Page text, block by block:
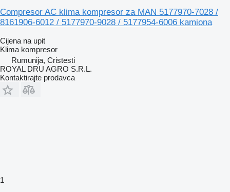
Compresor AC klima kompresor za MAN 5177970-7028 /
8161906-6012 / 5177970-9028 / 5177954-6006 kamiona
Cijena na upit
Klima kompresor
Rumunija, Cristesti
ROYAL DRU AGRO S.R.L.
Kontaktirajte prodavca
1